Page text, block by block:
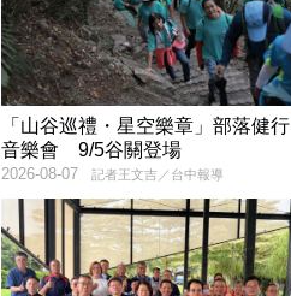
「山谷巡禮・星空樂章」部落健行
音樂會 9/5谷關登場
記者王文吉／台中報導
2026-08-07